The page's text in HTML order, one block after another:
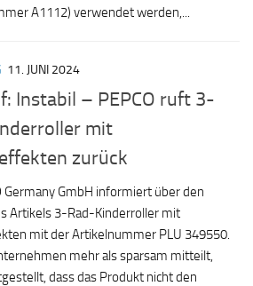
A1112) verwendet werden,...
11. JUNI 2024
Instabil – PEPCO ruft 3-
mit
zurück
Germany GmbH informiert über den
Artikels 3-Rad-Kinderroller mit
mit der Artikelnummer PLU 349550.
mehr als sparsam mitteilt,
dass das Produkt nicht den